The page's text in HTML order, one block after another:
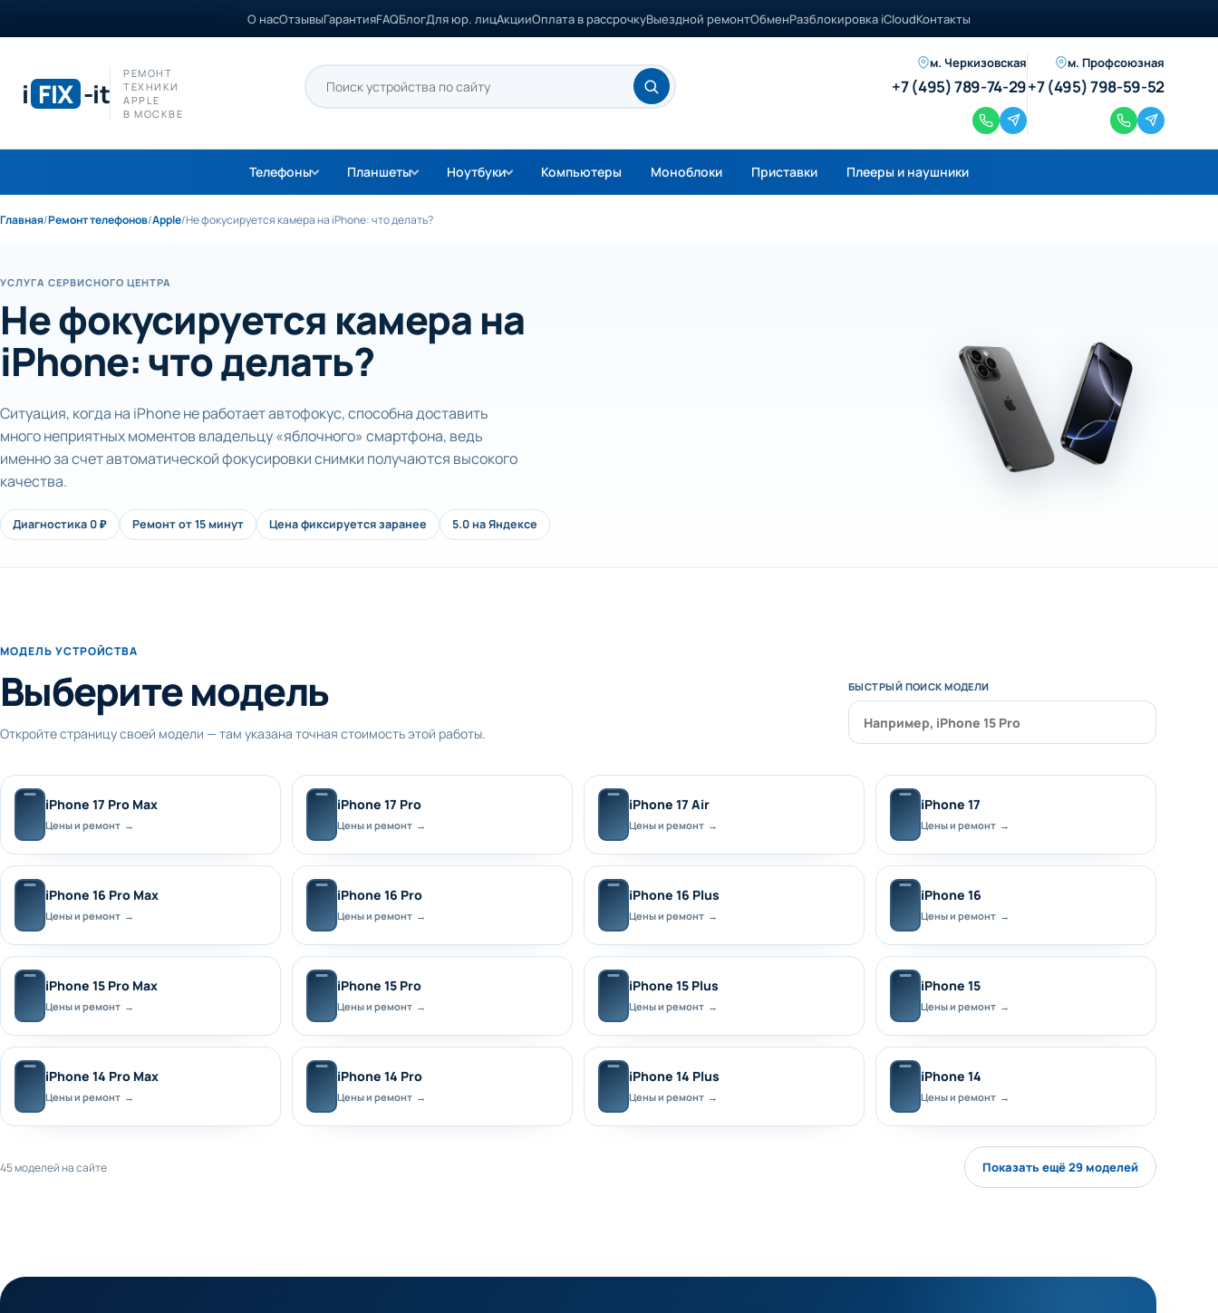
О насОтзывыГарантияFAQБлогДля юр. лицАкцииОплата в рассрочкуВыездной ремонтОбменРазблокировка iCloudКонтакты
i FIX -it
РЕМОНТ
ТЕХНИКИ
APPLE
В МОСКВЕ
м. Черкизовская
+7 (495) 789-74-29
м. Профсоюзная
+7 (495) 798-59-52
Телефоны Планшеты Ноутбуки Компьютеры Моноблоки Приставки Плееры и наушники
Главная/Ремонт телефонов/Apple/Не фокусируется камера на iPhone: что делать?
УСЛУГА СЕРВИСНОГО ЦЕНТРА
Не фокусируется камера на
iPhone: что делать?
Ситуация, когда на iPhone не работает автофокус, способна доставить
много неприятных моментов владельцу «яблочного» смартфона, ведь
именно за счет автоматической фокусировки снимки получаются высокого
качества.
Диагностика 0 ₽ Ремонт от 15 минут Цена фиксируется заранее 5.0 на Яндексе
МОДЕЛЬ УСТРОЙСТВА
Выберите модель
Откройте страницу своей модели — там указана точная стоимость этой работы.
БЫСТРЫЙ ПОИСК МОДЕЛИ
iPhone 17 Pro Max
Цены и ремонт →
iPhone 17 Pro
Цены и ремонт →
iPhone 17 Air
Цены и ремонт →
iPhone 17
Цены и ремонт →
iPhone 16 Pro Max
Цены и ремонт →
iPhone 16 Pro
Цены и ремонт →
iPhone 16 Plus
Цены и ремонт →
iPhone 16
Цены и ремонт →
iPhone 15 Pro Max
Цены и ремонт →
iPhone 15 Pro
Цены и ремонт →
iPhone 15 Plus
Цены и ремонт →
iPhone 15
Цены и ремонт →
iPhone 14 Pro Max
Цены и ремонт →
iPhone 14 Pro
Цены и ремонт →
iPhone 14 Plus
Цены и ремонт →
iPhone 14
Цены и ремонт →
45 моделей на сайте Показать ещё 29 моделей